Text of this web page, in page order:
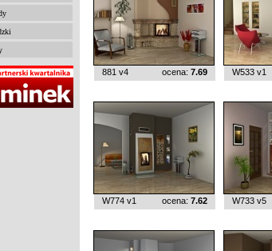
881 v4 ocena: 7.69 W533 v1
W774 v1 ocena: 7.62 W733 v5